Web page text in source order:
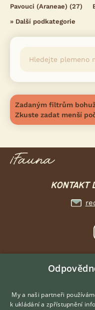
Pavouci (Araneae) (27)
» Další podkategorie
Zadaným filtrům
Zkuste zadat menší
KONTAKT
My a naši partneři
k ukládání a zpřístupnění